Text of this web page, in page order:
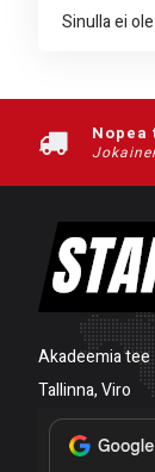
Sinulla ei
Nopea
Akadeemia tee
Tallinna, Viro